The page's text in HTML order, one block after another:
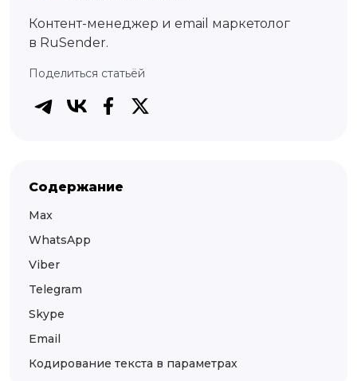
Контент-менеджер и email маркетолог
в RuSender.
Поделиться статьёй
Содержание
Max
WhatsApp
Viber
Telegram
Skype
Email
Кодирование текста в параметрах